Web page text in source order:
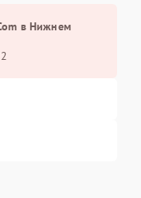
в Нижнем